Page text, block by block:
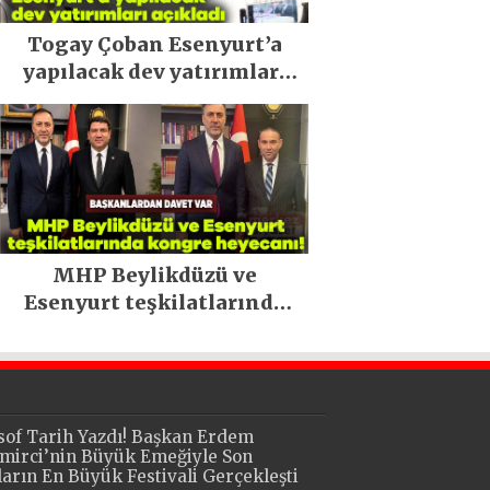
Togay Çoban Esenyurt’a
yapılacak dev yatırımları
açıkladı
MHP Beylikdüzü ve
Esenyurt teşkilatlarında
Tarih Yazdı! Başkan Erdem
Büyük Emeğiyle Son
En Büyük Festivali Gerçekleşti